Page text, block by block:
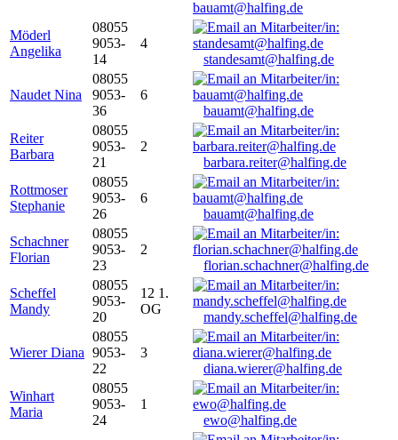
bauamt@halfing.de
Möderl
Angelika
08055
9053-
14
4
standesamt@halfing.de
Naudet Nina
08055
9053-
36
6
bauamt@halfing.de
Reiter
Barbara
08055
9053-
21
2
barbara.reiter@halfing.de
Rottmoser
Stephanie
08055
9053-
26
6
bauamt@halfing.de
Schachner
Florian
08055
9053-
23
2
florian.schachner@halfing.de
Scheffel
Mandy
08055
9053-
20
12 1.
OG
mandy.scheffel@halfing.de
Wierer Diana
08055
9053-
22
3
diana.wierer@halfing.de
Winhart
Maria
08055
9053-
24
1
ewo@halfing.de